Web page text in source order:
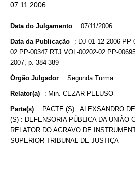
07.11.2006.
Data do Julgamento : 07/11/2006
Data da Publicação : DJ 01-12-2006
02 PP-00347 RTJ VOL-00202-02 PP-
2007, p. 384-389
Órgão Julgador : Segunda Turma
Relator(a) : Min. CEZAR PELUSO
Parte(s) : PACTE.(S) : ALEXSANDRO
(S) : DEFENSORIA PÚBLICA DA UNIÃO
RELATOR DO AGRAVO DE
SUPERIOR TRIBUNAL DE JUSTIÇA